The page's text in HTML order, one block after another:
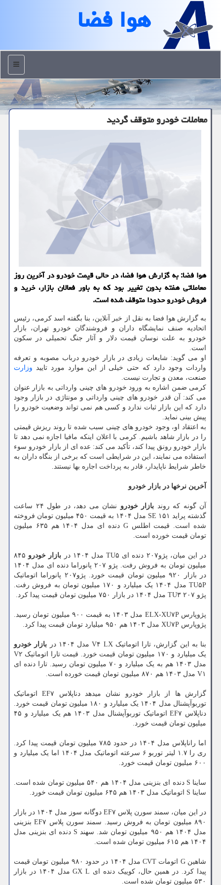
هوا فضا
منو
معاملات خودرو متوقف گردید
هوا فضا: به گزارش هوا فضا، در حالی قیمت خودرو در آخرین روز
معاملاتی هفته بدون تغییر بود که به باور فعالان بازار، خرید و
فروش خودرو حدودا متوقف شده است.
به گزارش هوا فضا به نقل از خبر آنلاین، بنا بگفته اسد کرمی، رئیس
اتحادیه صنف نمایشگاه داران و فروشندگان خودرو تهران، بازار
خودرو به علت نوسان قیمت دلار و آثار جنگ تحمیلی در سکون
است.
او می گوید: شایعات زیادی در بازار خودرو درباب مصوبه و تعرفه
واردات وجود دارد که حتی خیلی از این موارد مورد تایید وزارت
صنعت، معدن و تجارت نیست.
کرمی ضمن اشاره به ورود خودرو های چینی وارداتی به بازار عنوان
می کند: آن قدر خودرو های چینی وارداتی و مونتاژی در بازار وجود
دارد که این بازار ثبات ندارد و کسی هم نمی تواند وضعیت خودرو را
پیش بینی نماید.
به اعتقاد او، وجود خودرو های چینی سبب شده تا روند ریزش قیمتی
را در بازار شاهد باشیم. کرمی با اعلان اینکه مافیا اجازه نمی دهد تا
بازار خودرو رونق پیدا کند، تأکید می کند: عده ای از بازار خودرو سوء
استفاده می نمایند، این در شرایطی است که برخی از بنگاه داران به
خاطر شرایط ناپایدار، قادر به پرداخت اجاره بها نیستند.
آخرین نرخها در بازار خودرو
آن گونه که روند بازار خودرو
نشان می دهد، در طول ۲۴ ساعت
گذشته پراید ۱۵۱ SE مدل ۱۴۰۴ به قیمت ۴۵۰ میلیون تومان فروخته
شده است. قیمت اطلس G دنده ای مدل ۱۴۰۴ هم ۶۳۵ میلیون
تومان قیمت خورده است.
در این میان، پژو۲۰۷ دنده ای TU۵ مدل ۱۴۰۴ در بازار خودرو ۸۴۵
میلیون تومان به فروش رفت. پژو ۲۰۷ پانوراما دنده ای مدل ۱۴۰۴
در بازار ۹۲۰ میلیون تومان قیمت خورد. پژو۲۰۷ پانوراما اتوماتیک
TU۵P مدل ۱۴۰۴ یک میلیارد و ۱۷۰ میلیون تومان به فروش رفت.
پژو ۲۰۷ TU۳ مدل ۱۴۰۴ در بازار ۷۵۰ میلیون تومان قیمت پیدا کرد.
پژوپارس ELX-XU۷P مدل ۱۴۰۳ به قیمت ۹۰۰ میلیون تومان رسید.
پژوپارس XU۷P مدل ۱۴۰۳ هم ۹۵۰ میلیارد تومان قیمت پیدا کرد.
بنا به این گزارش، تارا اتوماتیک V۴ LX مدل ۱۴۰۴ در
بازار خودرو
یک میلیارد و ۱۷۰ میلیون تومان قیمت خورد. قیمت تارا اتوماتیک V۲
مدل ۱۴۰۳ هم به یک میلیارد و ۷۰ میلیون تومان رسید. تارا دنده ای
V۱ مدل ۱۴۰۳ هم ۸۷۰ میلیون تومان قیمت خورده است.
گزارش ها از بازار خودرو نشان میدهد دناپلاس EF۷ اتوماتیک
توربوآپشنال مدل ۱۴۰۴ یک میلیارد و ۱۸۰ میلیون تومان قیمت خورد.
دناپلاس EF۷ اتوماتیک توربوآپشنال مدل ۱۴۰۳ هم یک میلیارد و ۴۵
میلیون تومان قیمت خورد.
اما راناپلاس مدل ۱۴۰۴ در حدود ۷۸۵ میلیون تومان قیمت پیدا کرد.
ری را ۱.۷ لیتر توربو ۶ سرعته اتوماتیک مدل ۱۴۰۴ اما یک میلیارد و
۶۰۰ میلیون تومان قیمت خورد.
ساینا S دنده ای بنزینی مدل ۱۴۰۴ هم ۵۴۰ میلیون تومان شده است.
ساینا S اتوماتیک مدل ۱۴۰۳ هم ۶۴۵ میلیون تومان قیمت خورد.
در این میان، سمند سورن پلاس EF۷ دوگانه سوز مدل ۱۴۰۴ در بازار
۸۹۰ میلیون تومان به فروش رسید. سمند سورن پلاس EF۷ بنزینی
مدل ۱۴۰۴ هم ۹۵۰ میلیون تومان شد. سهند S دنده ای بنزینی مدل
۱۴۰۴ هم ۶۱۵ میلیون تومان شده است.
شاهین G اتومات CVT مدل ۱۴۰۴ در حدود ۹۸۰ میلیون تومان قیمت
پیدا کرد. در همین حال، کوییک دنده ای GX L مدل ۱۴۰۴ در بازار
۵۳۰ میلیون تومان شده است.